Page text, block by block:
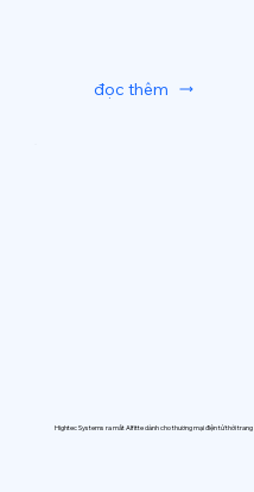
đọc thêm
Hightec Systems ra mắt AIfitte dành cho thương mại điện tử thời trang